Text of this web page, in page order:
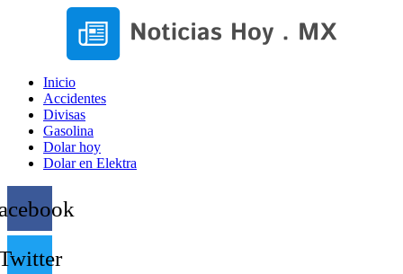
Inicio
Accidentes
Divisas
Gasolina
Dolar hoy
Dolar en Elektra